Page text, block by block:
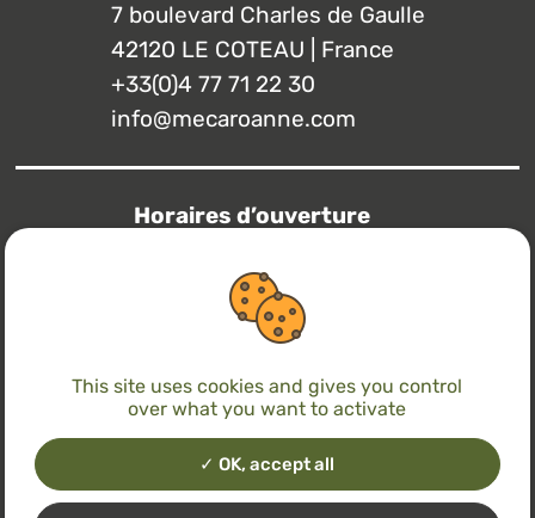
7 boulevard Charles de Gaulle
42120 LE COTEAU | France
+33(0)4 77 71 22 30
info@mecaroanne.com
Horaires d’ouverture
7h15 – 12h / 13h – 17h
7h15 – 12h / 13h – 14h30
Avec le soutien de
This site uses cookies and gives you control
over what you want to activate
OK, accept all